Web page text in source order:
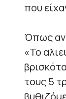
που
Όπως
«Το
τους 5